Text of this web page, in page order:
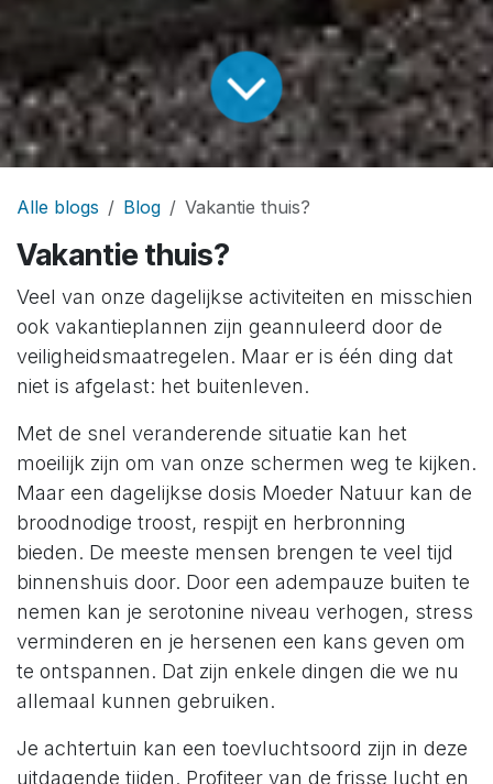
Alle blogs Blog Vakantie thuis?
Vakantie thuis?
Veel van onze dagelijkse activiteiten en misschien
ook vakantieplannen zijn geannuleerd door de
veiligheidsmaatregelen. Maar er is één ding dat
niet is afgelast: het buitenleven.
Met de snel veranderende situatie kan het
moeilijk zijn om van onze schermen weg te kijken.
Maar een dagelijkse dosis Moeder Natuur kan de
broodnodige troost, respijt en herbronning
bieden. De meeste mensen brengen te veel tijd
binnenshuis door. Door een adempauze buiten te
nemen kan je serotonine niveau verhogen, stress
verminderen en je hersenen een kans geven om
te ontspannen. Dat zijn enkele dingen die we nu
allemaal kunnen gebruiken.
Je achtertuin kan een toevluchtsoord zijn in deze
uitdagende tijden. Profiteer van de frisse lucht en